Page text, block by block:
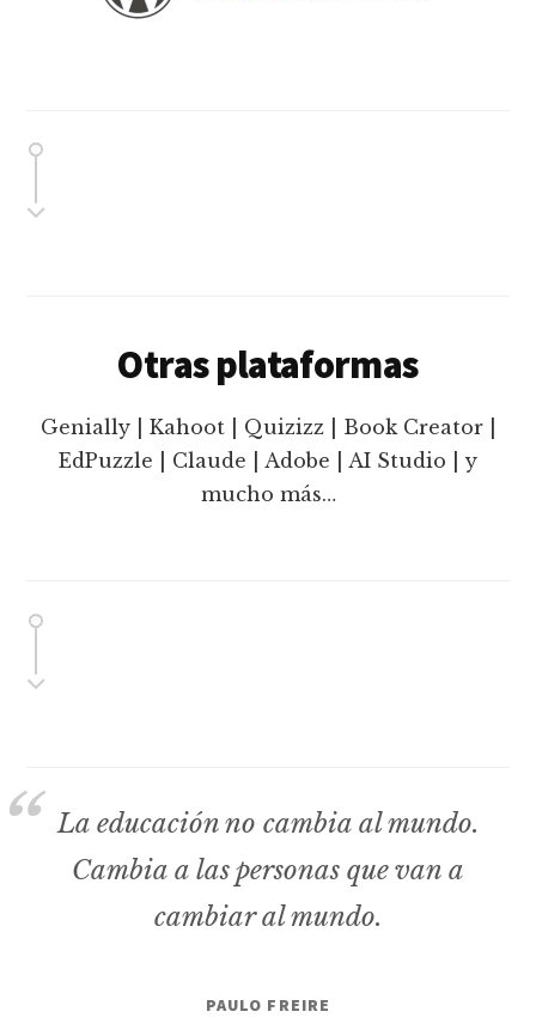
Otras plataformas
Genially | Kahoot | Quizizz | Book Creator |
EdPuzzle | Claude | Adobe | AI Studio | y
mucho más…
La educación no cambia al mundo.
Cambia a las personas que van a
cambiar al mundo.
PAULO FREIRE